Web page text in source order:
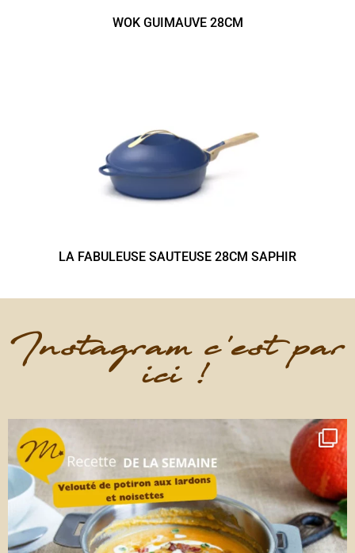
WOK GUIMAUVE 28CM
LA FABULEUSE SAUTEUSE 28CM SAPHIR
Instagram c'est par
ici !